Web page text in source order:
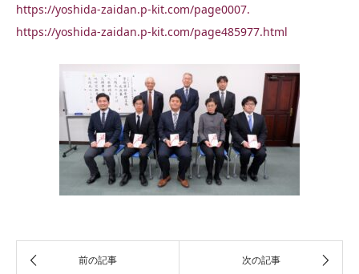
https://yoshida-zaidan.p-kit.com/page0007.
https://yoshida-zaidan.p-kit.com/page485977.html